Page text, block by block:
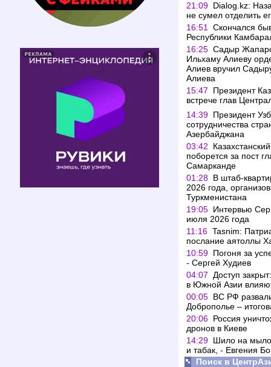
21:09 Dialog.kz:
не сумел отделить
16:51
Скончался
Республики
16:25 Садыр
Ильхаму Алиеву
Алиев вручил
Алиева
15:47
Президент
встрече глав
14:39 Президент
сотрудничества
Азербайджана
03:42
поборется за пост
Самарканде
01:28 В штаб-
2026 года,
Туркменистана
19:05 Интервью
июля 2026 года
11:16 Tasnim:
послание аятоллы
10:59 Погоня за
- Сергей Худиев
04:07
Доступ
в Южной Азии
00:05 ВС РФ
Доброполье –
20:06 Россия
дронов в Киеве
14:29 Шило на
и табак, - Евгения
Поиск в